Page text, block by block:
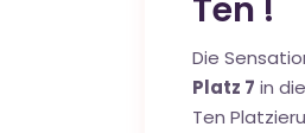
Ten !
Die
Platz 7 in
Ten